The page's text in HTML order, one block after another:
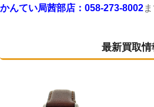
かんてい局茜部店：058-273-8002
最新買取情